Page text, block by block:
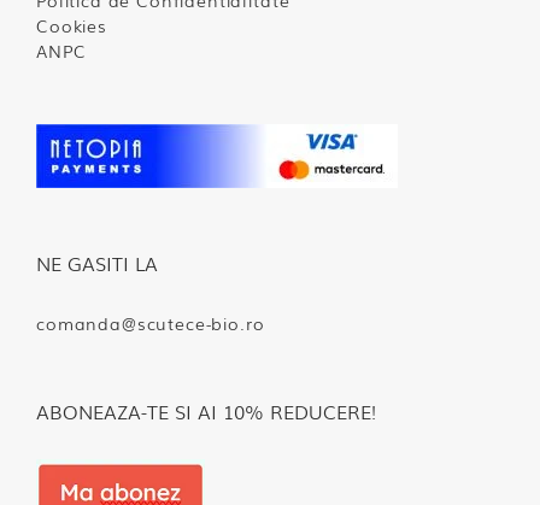
Cookies
ANPC
NE GASITI LA
comanda@scutece-bio.ro
ABONEAZA-TE SI AI 10% REDUCERE!